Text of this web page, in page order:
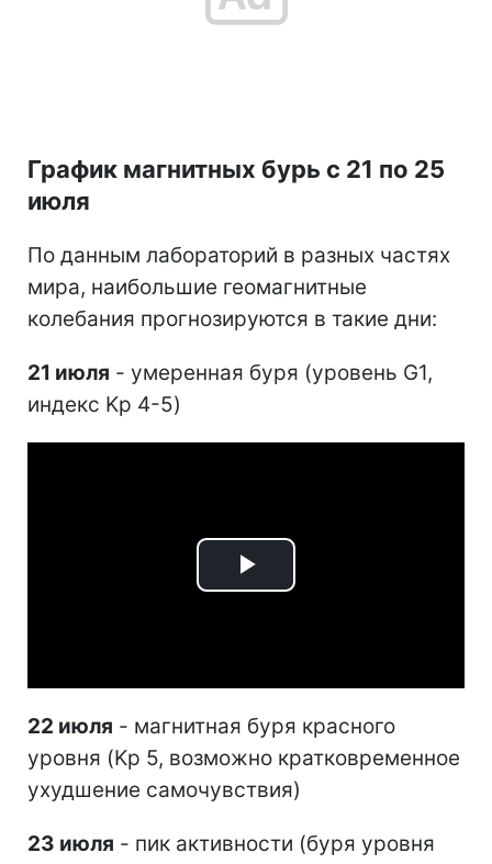
График магнитных бурь с 21 по 25
июля
По данным лабораторий в разных частях
мира, наибольшие геомагнитные
колебания прогнозируются в такие дни:
21 июля - умеренная буря (уровень G1,
индекс Kp 4-5)
Play
22 июля - магнитная буря красного
уровня (Kp 5, возможно кратковременное
ухудшение самочувствия)
23 июля - пик активности (буря уровня